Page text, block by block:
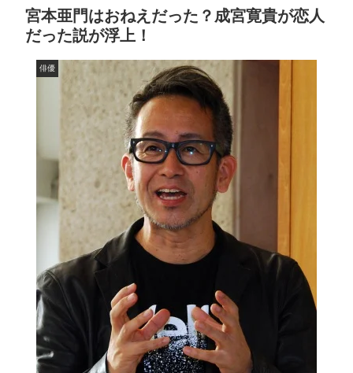
宮本亜門はおねえだった？成宮寛貴が恋人
だった説が浮上！
俳優